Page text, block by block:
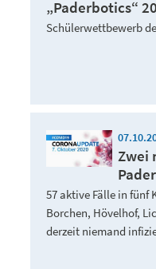
„Paderbotics“
Schülerwettbewerb
Zwei
57 aktive Fälle in fünf
Borchen, Hövelhof,
derzeit niemand